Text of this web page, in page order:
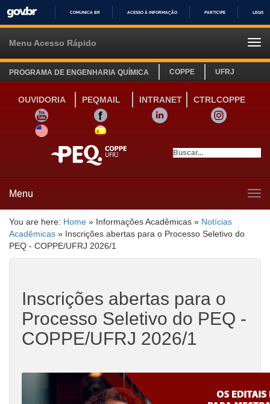
IR
COMUNICA BR ACESSO À INFORMAÇÃO PARTICIPE
Menu Acesso Rápido
PROGRAMA DE ENGENHARIA QUÍMICA COPPE UFRJ
OUVIDORIA PEQMAIL INTRANET
CTRLCOPPE
YOUTUBE
FACEBOOK LINKEDIN
INSTAGRAM
SITE INGLÊS
LINK SITE ESPANHOL
Menu
You are here: Home » Informações Acadêmicas » Notícias
Acadêmicas » Inscrições abertas para o Processo Seletivo do
PEQ - COPPE/UFRJ 2026/1
Inscrições abertas para o
Processo Seletivo do PEQ -
COPPE/UFRJ 2026/1